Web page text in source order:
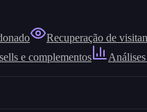
Recuperação de
e complementos